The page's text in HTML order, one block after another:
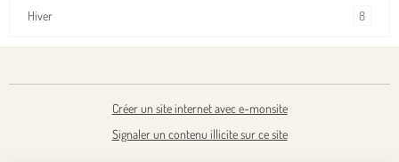
Hiver 8
Créer un site internet avec e-monsite
Signaler un contenu illicite sur ce site